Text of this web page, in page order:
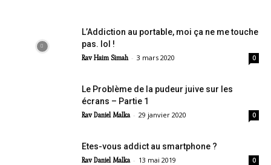
L’Addiction au portable, moi ça ne me touche
pas. lol !
Rav Haim Simah - 3 mars 2020 0
Le Problème de la pudeur juive sur les
écrans – Partie 1
Rav Daniel Malka - 29 janvier 2020 0
Etes-vous addict au smartphone ?
Rav Daniel Malka - 13 mai 2019 0